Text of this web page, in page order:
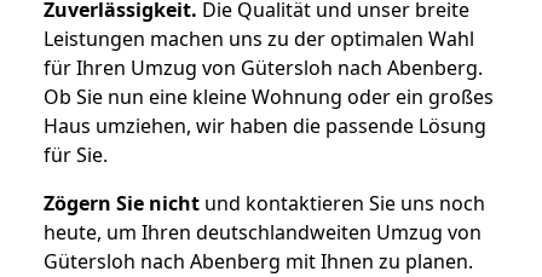
Zuverlässigkeit. Die Qualität und unser breite
Leistungen machen uns zu der optimalen Wahl
für Ihren Umzug von Gütersloh nach Abenberg.
Ob Sie nun eine kleine Wohnung oder ein großes
Haus umziehen, wir haben die passende Lösung
für Sie.
Zögern Sie nicht und kontaktieren Sie uns noch
heute, um Ihren deutschlandweiten Umzug von
Gütersloh nach Abenberg mit Ihnen zu planen.